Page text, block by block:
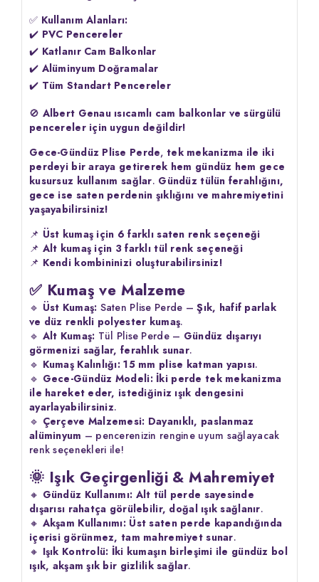
✅ Kullanım Alanları:
✔️ PVC Pencereler
✔️ Katlanır Cam Balkonlar
✔️ Alüminyum Doğramalar
✔️ Tüm Standart Pencereler
🚫 Albert Genau ısıcamlı cam balkonlar ve sürgülü
pencereler için uygun değildir!
Gece-Gündüz Plise Perde,tek mekanizma ile iki
perdeyi bir araya getirerek hem gündüz hem gece
kusursuz kullanım sağlar. Gündüz tülün ferahlığını,
gece ise saten perdenin şıklığını ve mahremiyetini
yaşayabilirsiniz!
📌 Üst kumaş için 6 farklı saten renk seçeneği
📌 Alt kumaş için 3 farklı tül renk seçeneği
📌 Kendi kombininizi oluşturabilirsiniz!
✅ Kumaş ve Malzeme
🔹 Üst Kumaş: Saten Plise Perde –Şık, hafif parlak
ve düz renkli polyester kumaş.
🔹 Alt Kumaş: Tül Plise Perde – Gündüz dışarıyı
görmenizi sağlar, ferahlık sunar.
🔹 Kumaş Kalınlığı: 15 mm plise katman yapısı.
🔹 Gece-Gündüz Modeli: İki perde tek mekanizma
ile hareket eder, istediğiniz ışık dengesini
ayarlayabilirsiniz.
🔹 Çerçeve Malzemesi: Dayanıklı, paslanmaz
alüminyum – pencerenizin rengine uyum sağlayacak
renk seçenekleri ile!
🌞 Işık Geçirgenliği & Mahremiyet
🔸 Gündüz Kullanımı: Alt tül perde sayesinde
dışarısı rahatça görülebilir, doğal ışık sağlanır.
🔸 Akşam Kullanımı: Üst saten perde kapandığında
içerisi görünmez, tam mahremiyet sunar.
🔸 Işık Kontrolü: İki kumaşın birleşimi ile gündüz bol
ışık, akşam şık bir gizlilik sağlar.